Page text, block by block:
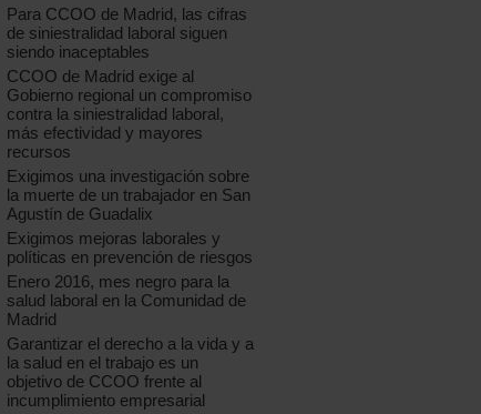
Para CCOO de Madrid, las cifras
de siniestralidad laboral siguen
siendo inaceptables
CCOO de Madrid exige al
Gobierno regional un compromiso
contra la siniestralidad laboral,
más efectividad y mayores
recursos
Exigimos una investigación sobre
la muerte de un trabajador en San
Agustín de Guadalix
Exigimos mejoras laborales y
políticas en prevención de riesgos
Enero 2016, mes negro para la
salud laboral en la Comunidad de
Madrid
Garantizar el derecho a la vida y a
la salud en el trabajo es un
objetivo de CCOO frente al
incumplimiento empresarial